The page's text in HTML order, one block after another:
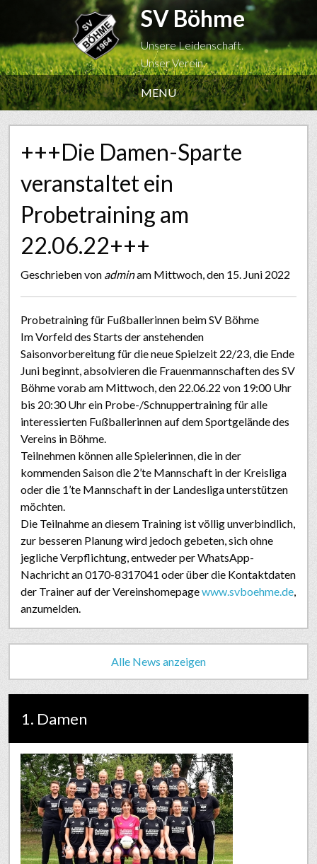
SV Böhme
Unsere Leidenschaft.
Unser Verein.
MENU
+++Die Damen-Sparte
veranstaltet ein
Probetraining am
22.06.22+++
Geschrieben von adminam Mittwoch, den 15. Juni 2022
Probetraining für Fußballerinnen beim SV Böhme
Im Vorfeld des Starts der anstehenden
Saisonvorbereitung für die neue Spielzeit 22/23, die Ende
Juni beginnt, absolvieren die Frauenmannschaften des SV
Böhme vorab am Mittwoch, den 22.06.22 von 19:00 Uhr
bis 20:30 Uhr ein Probe-/Schnuppertraining für alle
interessierten Fußballerinnen auf dem Sportgelände des
Vereins in Böhme.
Teilnehmen können alle Spielerinnen, die in der
kommenden Saison die 2’te Mannschaft in der Kreisliga
oder die 1’te Mannschaft in der Landesliga unterstützen
möchten.
Die Teilnahme an diesem Training ist völlig unverbindlich,
zur besseren Planung wird jedoch gebeten, sich ohne
jegliche Verpflichtung, entweder per WhatsApp-
Nachricht an 0170-8317041 oder über die Kontaktdaten
der Trainer auf der Vereinshomepagewww.svboehme.de,
anzumelden.
Alle News anzeigen
1. Damen